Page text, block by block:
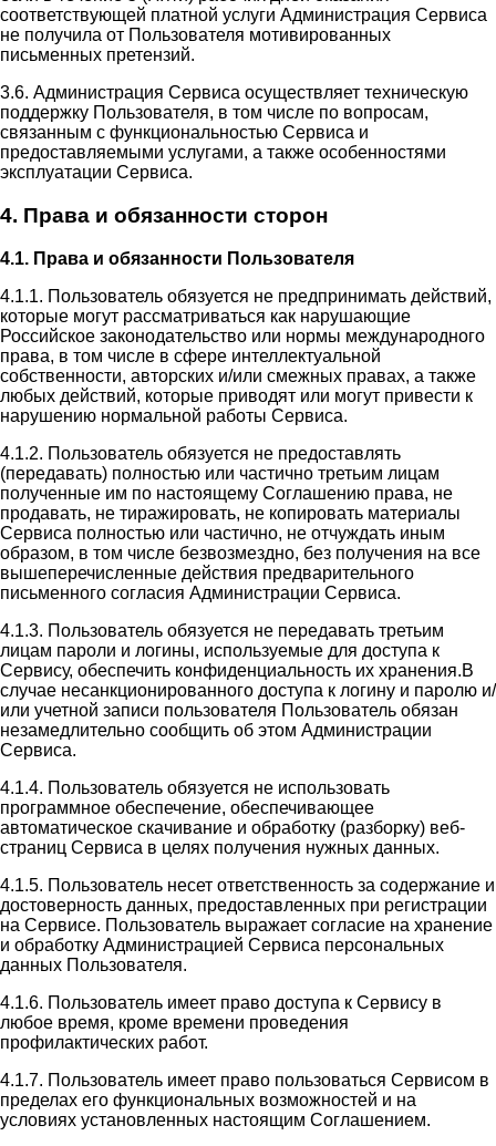
соответствующей платной услуги Администрация Сервиса
не получила от Пользователя мотивированных
письменных претензий.
3.6. Администрация Сервиса осуществляет техническую
поддержку Пользователя, в том числе по вопросам,
связанным с функциональностью Сервиса и
предоставляемыми услугами, а также особенностями
эксплуатации Сервиса.
4. Права и обязанности сторон
4.1. Права и обязанности Пользователя
4.1.1. Пользователь обязуется не предпринимать действий,
которые могут рассматриваться как нарушающие
Российское законодательство или нормы международного
права, в том числе в сфере интеллектуальной
собственности, авторских и/или смежных правах, а также
любых действий, которые приводят или могут привести к
нарушению нормальной работы Сервиса.
4.1.2. Пользователь обязуется не предоставлять
(передавать) полностью или частично третьим лицам
полученные им по настоящему Соглашению права, не
продавать, не тиражировать, не копировать материалы
Сервиса полностью или частично, не отчуждать иным
образом, в том числе безвозмездно, без получения на все
вышеперечисленные действия предварительного
письменного согласия Администрации Сервиса.
4.1.3. Пользователь обязуется не передавать третьим
лицам пароли и логины, используемые для доступа к
Сервису, обеспечить конфиденциальность их хранения.В
случае несанкционированного доступа к логину и паролю и/
или учетной записи пользователя Пользователь обязан
незамедлительно сообщить об этом Администрации
Сервиса.
4.1.4. Пользователь обязуется не использовать
программное обеспечение, обеспечивающее
автоматическое скачивание и обработку (разборку) веб-
страниц Сервиса в целях получения нужных данных.
4.1.5. Пользователь несет ответственность за содержание и
достоверность данных, предоставленных при регистрации
на Сервисе. Пользователь выражает согласие на хранение
и обработку Администрацией Сервиса персональных
данных Пользователя.
4.1.6. Пользователь имеет право доступа к Сервису в
любое время, кроме времени проведения
профилактических работ.
4.1.7. Пользователь имеет право пользоваться Сервисом в
пределах его функциональных возможностей и на
условиях установленных настоящим Соглашением.